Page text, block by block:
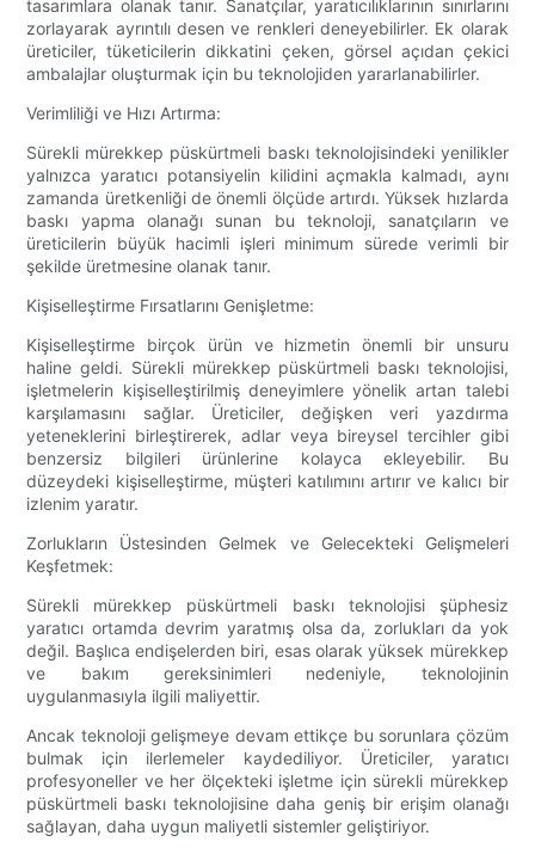
tasarımlara olanak tanır. Sanatçılar, yaratıcılıklarının sınırlarını
zorlayarak ayrıntılı desen ve renkleri deneyebilirler. Ek olarak
üreticiler, tüketicilerin dikkatini çeken, görsel açıdan çekici
ambalajlar oluşturmak için bu teknolojiden yararlanabilirler.
Verimliliği ve Hızı Artırma:
Sürekli mürekkep püskürtmeli baskı teknolojisindeki yenilikler
yalnızca yaratıcı potansiyelin kilidini açmakla kalmadı, aynı
zamanda üretkenliği de önemli ölçüde artırdı. Yüksek hızlarda
baskı yapma olanağı sunan bu teknoloji, sanatçıların ve
üreticilerin büyük hacimli işleri minimum sürede verimli bir
şekilde üretmesine olanak tanır.
Kişiselleştirme Fırsatlarını Genişletme:
Kişiselleştirme birçok ürün ve hizmetin önemli bir unsuru
haline geldi. Sürekli mürekkep püskürtmeli baskı teknolojisi,
işletmelerin kişiselleştirilmiş deneyimlere yönelik artan talebi
karşılamasını sağlar. Üreticiler, değişken veri yazdırma
yeteneklerini birleştirerek, adlar veya bireysel tercihler gibi
benzersiz bilgileri ürünlerine kolayca ekleyebilir. Bu
düzeydeki kişiselleştirme, müşteri katılımını artırır ve kalıcı bir
izlenim yaratır.
Zorlukların Üstesinden Gelmek ve Gelecekteki Gelişmeleri
Keşfetmek:
Sürekli mürekkep püskürtmeli baskı teknolojisi şüphesiz
yaratıcı ortamda devrim yaratmış olsa da, zorlukları da yok
değil. Başlıca endişelerden biri, esas olarak yüksek mürekkep
ve bakım gereksinimleri nedeniyle, teknolojinin
uygulanmasıyla ilgili maliyettir.
Ancak teknoloji gelişmeye devam ettikçe bu sorunlara çözüm
bulmak için ilerlemeler kaydediliyor. Üreticiler, yaratıcı
profesyoneller ve her ölçekteki işletme için sürekli mürekkep
püskürtmeli baskı teknolojisine daha geniş bir erişim olanağı
sağlayan, daha uygun maliyetli sistemler geliştiriyor.